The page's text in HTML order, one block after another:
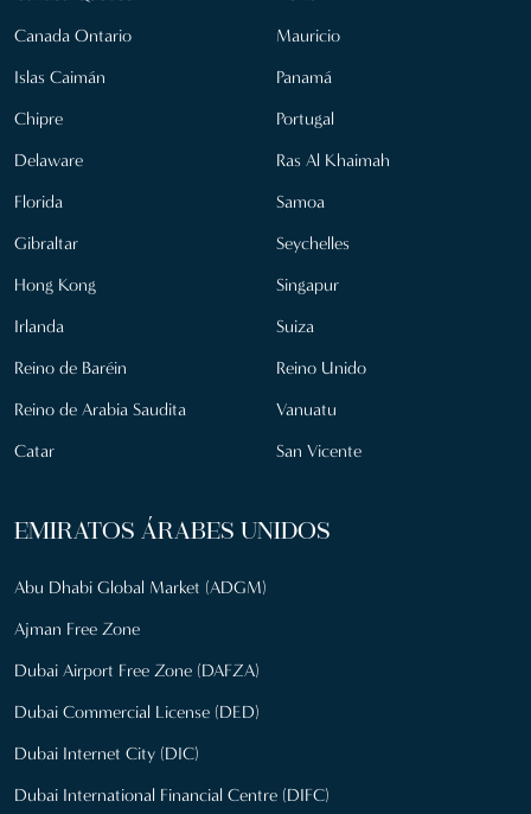
Canada Ontario
Islas Caimán
Chipre
Delaware
Florida
Gibraltar
Hong Kong
Irlanda
Reino de Baréin
Reino de Arabia Saudita
Catar
Mauricio
Panamá
Portugal
Ras Al Khaimah
Samoa
Seychelles
Singapur
Suiza
Reino Unido
Vanuatu
San Vicente
EMIRATOS ÁRABES UNIDOS
Abu Dhabi Global Market (ADGM)
Ajman Free Zone
Dubai Airport Free Zone (DAFZA)
Dubai Commercial License (DED)
Dubai Internet City (DIC)
Dubai International Financial Centre (DIFC)